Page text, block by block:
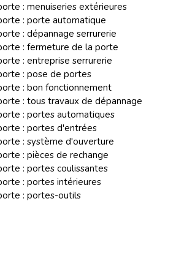
: menuiseries extérieures
: porte automatique
: dépannage serrurerie
: fermeture de la porte
: entreprise serrurerie
: pose de portes
: bon fonctionnement
: tous travaux de dépannage
: portes automatiques
: portes d'entrées
: système d'ouverture
: pièces de rechange
: portes coulissantes
: portes intérieures
: portes-outils